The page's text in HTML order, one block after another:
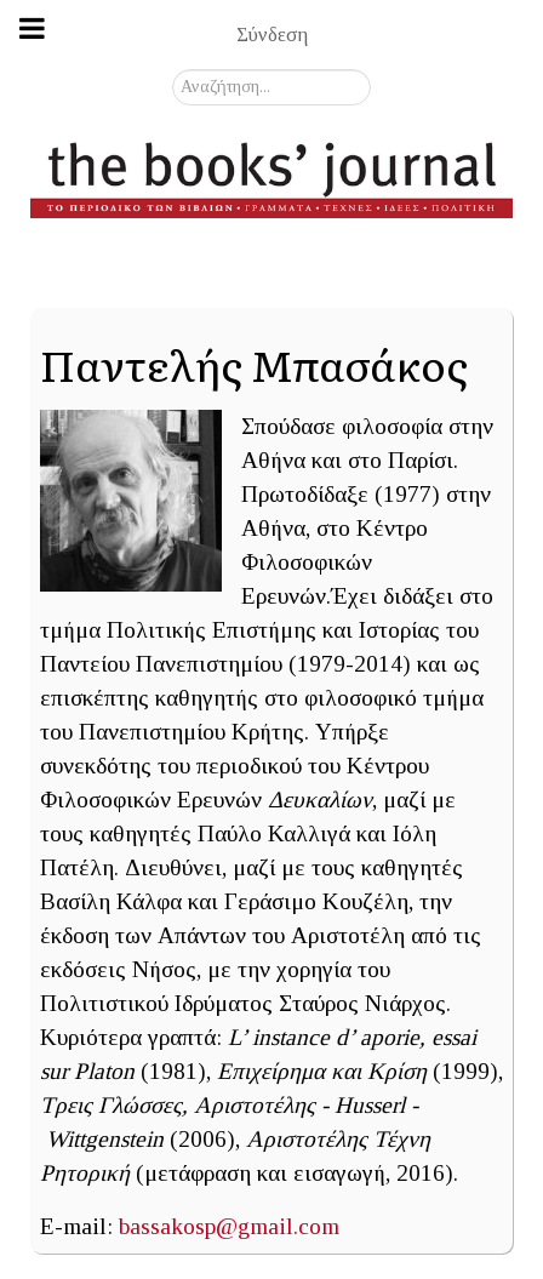
Σύνδεση
Αναζήτηση...
Παντελής Μπασάκος
Σπούδασε φιλοσοφία στην
Αθήνα και στο Παρίσι.
Πρωτοδίδαξε (1977) στην
Αθήνα, στο Κέντρο
Φιλοσοφικών
Ερευνών.Έχει διδάξει στο
τμήμα Πολιτικής Επιστήμης και Ιστορίας του
Παντείου Πανεπιστημίου (1979-2014) και ως
επισκέπτης καθηγητής στο φιλοσοφικό τμήμα
του Πανεπιστημίου Κρήτης. Υπήρξε
συνεκδότης του περιοδικού του Κέντρου
Φιλοσοφικών Ερευνών Δευκαλίων, μαζί με
τους καθηγητές Παύλο Καλλιγά και Ιόλη
Πατέλη. Διευθύνει, μαζί με τους καθηγητές
Βασίλη Κάλφα και Γεράσιμο Κουζέλη, την
έκδοση των Απάντων του Αριστοτέλη από τις
εκδόσεις Νήσος, με την χορηγία του
Πολιτιστικού Ιδρύματος Σταύρος Νιάρχος.
Κυριότερα γραπτά: L’ instance d’ aporie, essai
sur Platon (1981), Επιχείρημα και Κρίση(1999),
Τρεις Γλώσσες, Αριστοτέλης - Husserl -
Wittgenstein (2006), Αριστοτέλης Τέχνη
Ρητορική(μετάφραση και εισαγωγή, 2016).
E-mail:bassakosp@gmail.com